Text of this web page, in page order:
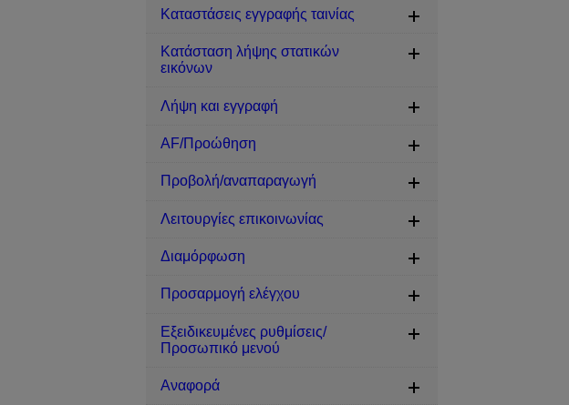
Καταστάσεις εγγραφής ταινίας
Κατάσταση λήψης στατικών
εικόνων
Λήψη και εγγραφή
AF/Προώθηση
Προβολή/αναπαραγωγή
Λειτουργίες επικοινωνίας
Διαμόρφωση
Προσαρμογή ελέγχου
Εξειδικευμένες ρυθμίσεις/
Προσωπικό μενού
Αναφορά